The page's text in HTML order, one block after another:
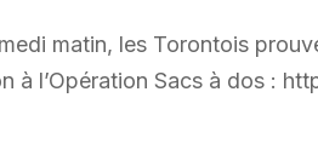
matin, les Torontois
à l’Opération Sacs à dos :